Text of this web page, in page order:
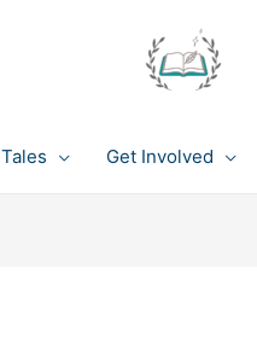
Tales Get Involved